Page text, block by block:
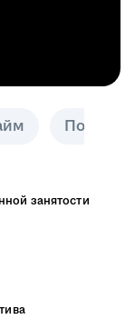
Поиск
занятости